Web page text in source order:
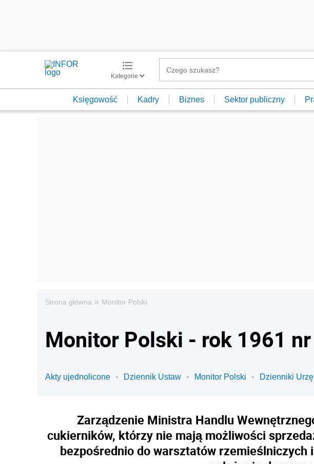
Kategorie
Księgowość Kadry Biznes Sektor publiczny
Strona główna » Monitor Polski
Monitor Polski - rok 1961
Akty ujednolicone Dziennik Ustaw Monitor Polski Dzienniki
Zarządzenie Ministra Handlu
cukierników, którzy nie mają możliwości
bezpośrednio do warsztatów